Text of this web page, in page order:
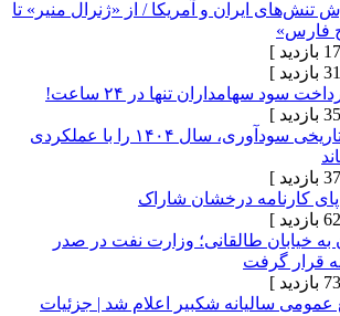
و آمریکا / از «ژنرال منیر» تا
تنها در ۲۴ ساعت!
شکبیر با ثبت رکورد تاریخی سودآوری، سال ۱۴۰۴ را با عملکردی
درخشان شاراک
وزارت نفت در صدر
شکبیر اعلام شد | جزئیات